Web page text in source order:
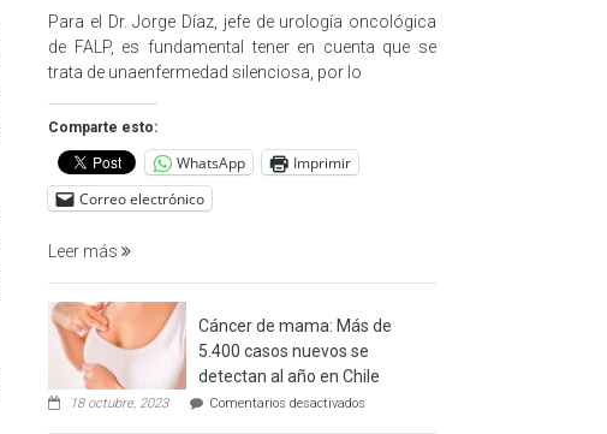
Cargo»,
promueve
la
cáncer
de
prostata
Para el Dr. Jorge Díaz, jefe de urología oncológica
de FALP, es fundamental tener en cuenta que se
trata de unaenfermedad silenciosa, por lo
Comparte esto:
WhatsApp
Imprimir
Correo electrónico
Leer más
Cáncer de mama: Más de
5.400 casos nuevos se
detectan al año en Chile
18 octubre, 2023 Comentarios desactivados